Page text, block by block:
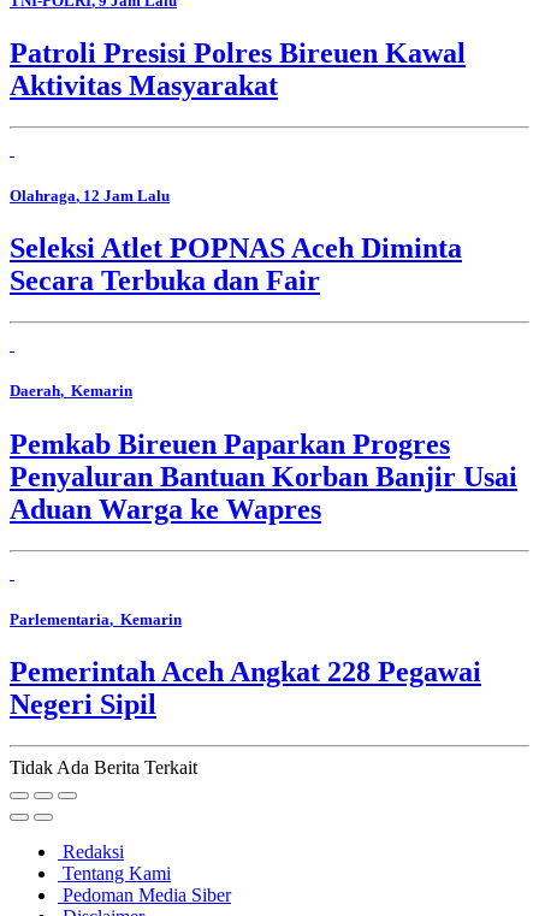
Patroli Presisi Polres Bireuen Kawal
Aktivitas Masyarakat
Olahraga, 12 Jam Lalu
Seleksi Atlet POPNAS Aceh Diminta
Secara Terbuka dan Fair
Daerah, Kemarin
Pemkab Bireuen Paparkan Progres
Penyaluran Bantuan Korban Banjir Usai
Aduan Warga ke Wapres
Parlementaria, Kemarin
Pemerintah Aceh Angkat 228 Pegawai
Negeri Sipil
Tidak Ada Berita Terkait
Redaksi
Tentang Kami
Pedoman Media Siber